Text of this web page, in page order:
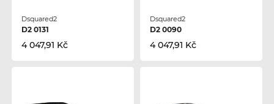
Dsquared2
D2 0131
4 047,91 Kč
Dsquared2
D2 0090
4 047,91 Kč